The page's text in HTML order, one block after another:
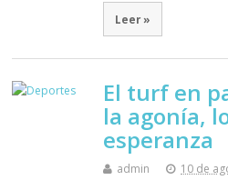
Leer »
El turf en
la agonía,
esperanza
admin 10 de